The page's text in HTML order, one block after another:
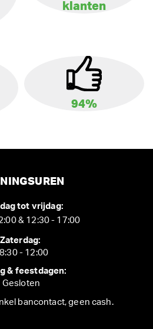
klanten
94%
tot vrijdag:
& 12:30 - 17:00
Zaterdag:
- 12:00
& feestdagen:
Gesloten
bancontact, geen cash.